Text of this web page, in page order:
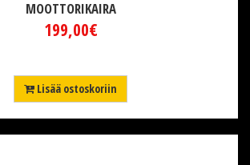
MOOTTORIKAIRA
199,00€
Lisää ostoskoriin